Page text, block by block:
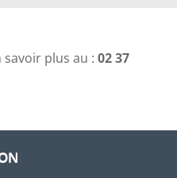
plus au : 02 37